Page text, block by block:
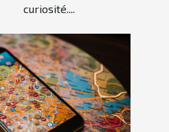
curiosité....